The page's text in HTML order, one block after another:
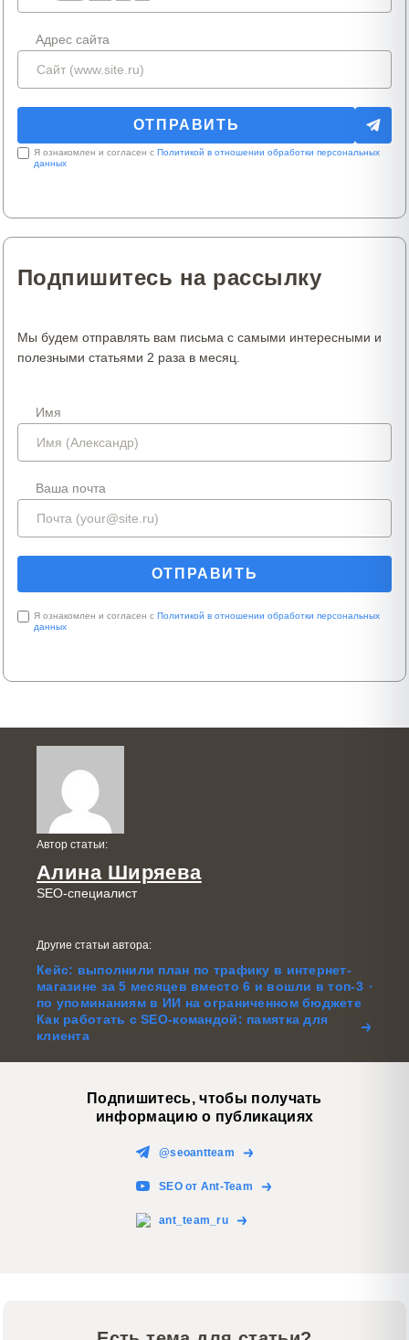
Адрес сайта
Я ознакомлен и согласен с Политикой в отношении обработки персональных
данных
Подпишитесь на рассылку
Мы будем отправлять вам письма с самыми интересными и
полезными статьями 2 раза в месяц.
Имя
Ваша почта
Я ознакомлен и согласен с Политикой в отношении обработки персональных
данных
Автор статьи:
Алина Ширяева
SEO-специалист
Другие статьи автора:
Кейс: выполнили план по трафику в интернет-
магазине за 5 месяцев вместо 6 и вошли в топ-3
по упоминаниям в ИИ на ограниченном бюджете
Как работать с SEO-командой: памятка для
клиента
Подпишитесь, чтобы получать
информацию о публикациях
@seoantteam
SEO от Ant-Team
ant_team_ru